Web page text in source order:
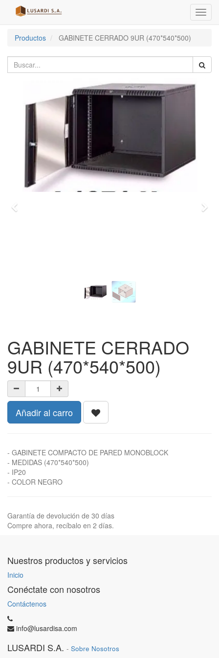
Menú
de
Productos GABINETE CERRADO 9UR (470*540*500)
GABINETE CERRADO
9UR (470*540*500)
Añadir al carro
- GABINETE COMPACTO DE PARED MONOBLOCK
- MEDIDAS (470*540*500)
- IP20
- COLOR NEGRO
Garantía de devolución de 30 días
Compre ahora, recíbalo en 2 días.
Nuestros productos y servicios
Inicio
Conéctate con nosotros
Contáctenos
info@lusardisa.com
LUSARDI S.A. - Sobre Nosotros